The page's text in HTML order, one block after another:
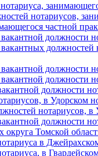
нотариусов,
частной
должности
должности
должности
должности
в Удорском
нотариусов, в
должности
Томской
в
в